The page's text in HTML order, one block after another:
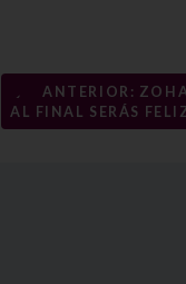
Navegación
de
←
ANTERIOR:
AL FINAL SERÁS